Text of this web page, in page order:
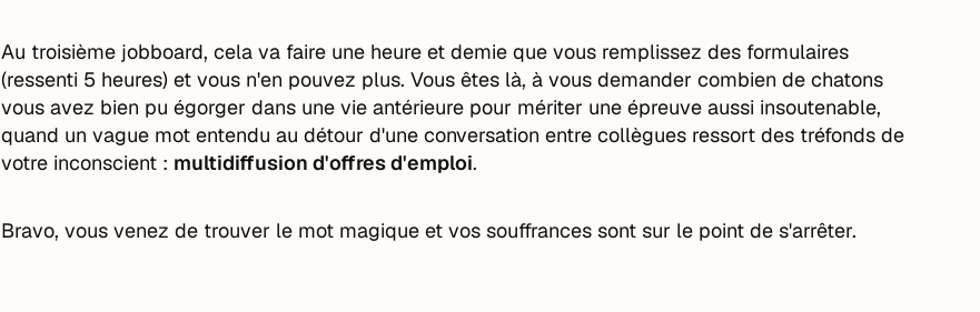
Au troisième jobboard, cela va faire une heure et demie que vous remplissez des formulaires
(ressenti 5 heures) et vous n'en pouvez plus. Vous êtes là, à vous demander combien de chatons
vous avez bien pu égorger dans une vie antérieure pour mériter une épreuve aussi insoutenable,
quand un vague mot entendu au détour d'une conversation entre collègues ressort des tréfonds de
votre inconscient : multidiffusion d'offres d'emploi.
Bravo, vous venez de trouver le mot magique et vos souffrances sont sur le point de s'arrêter.